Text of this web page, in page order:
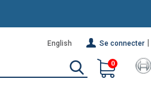
English Se connecter |
0